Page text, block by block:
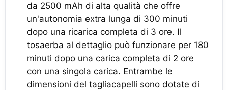
da 2500 mAh di alta qualità che offre
un'autonomia extra lunga di 300 minuti
dopo una ricarica completa di 3 ore. Il
tosaerba al dettaglio può funzionare per 180
minuti dopo una carica completa di 2 ore
con una singola carica. Entrambe le
dimensioni del tagliacapelli sono dotate di